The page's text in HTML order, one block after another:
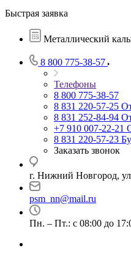
Быстрая заявка
Металлический
8 800 775-38-57
Телефоны
8 800 775-38-57
8 831 220-57-25
8 831 252-84-94
+7 910 007-22-21
8 831 220-57-23
Заказать звонок
г. Нижний Новгород,
psm_nn@mail.ru
Пн. – Пт.: с 08:00 до